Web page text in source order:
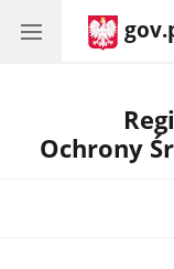
Ochrony